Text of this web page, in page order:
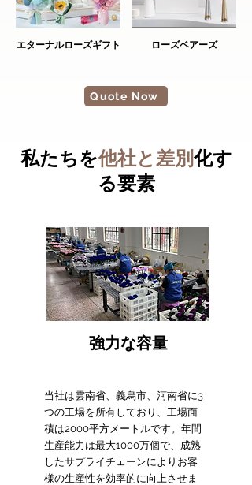
エターナルローズギフト ローズベアーズ
Quote Now
私たちを他社と差別化す
る要素
強力な容量
当社は雲南省、義烏市、河南省に3
つの工場を所有しており、工場面
積は2000平方メートルです。年間
生産能力は最大1000万個で、成熟
したサプライチェーンによりお客
様の生産性を効率的に向上させま